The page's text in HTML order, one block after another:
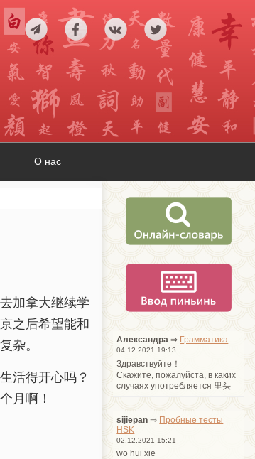
О нас
加拿大继续学
之后希望能和
杂。
活得开心吗？
月啊！
Александра ⇒ Грамматика
04.12.2021 19:13
Здравствуйте！
Cкажите, пожалуйста, в каких
случаях употребляется 里头
sijiepan ⇒ Пробные тесты
HSK
02.12.2021 15:21
wo hui xie